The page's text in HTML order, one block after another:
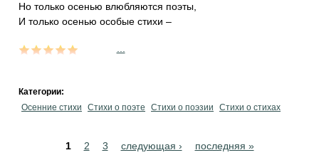
Но только осенью влюбляются поэты,
И только осенью особые стихи –
Категории:
Осенние стихи
Стихи о поэте Стихи о поэзии Стихи о стихах
1 2 3 следующая › последняя »